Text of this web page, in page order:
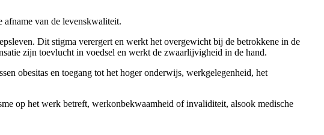
afname van de levenskwaliteit.
Dit stigma verergert en werkt het overgewicht bij de betrokkene in de
zijn toevlucht in voedsel en werkt de zwaarlijvigheid in de hand.
obesitas en toegang tot het hoger onderwijs, werkgelegenheid, het
op het werk betreft, werkonbekwaamheid of invaliditeit, alsook medische